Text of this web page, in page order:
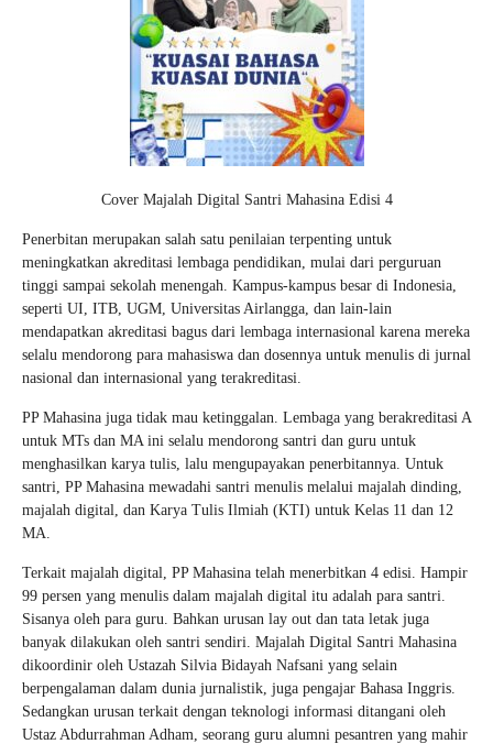
Cover Majalah Digital Santri Mahasina Edisi 4
Penerbitan merupakan salah satu penilaian terpenting untuk
meningkatkan akreditasi lembaga pendidikan, mulai dari perguruan
tinggi sampai sekolah menengah. Kampus-kampus besar di Indonesia,
seperti UI, ITB, UGM, Universitas Airlangga, dan lain-lain
mendapatkan akreditasi bagus dari lembaga internasional karena mereka
selalu mendorong para mahasiswa dan dosennya untuk menulis di jurnal
nasional dan internasional yang terakreditasi.
PP Mahasina juga tidak mau ketinggalan. Lembaga yang berakreditasi A
untuk MTs dan MA ini selalu mendorong santri dan guru untuk
menghasilkan karya tulis, lalu mengupayakan penerbitannya. Untuk
santri, PP Mahasina mewadahi santri menulis melalui majalah dinding,
majalah digital, dan Karya Tulis Ilmiah (KTI) untuk Kelas 11 dan 12
MA.
Terkait majalah digital, PP Mahasina telah menerbitkan 4 edisi. Hampir
99 persen yang menulis dalam majalah digital itu adalah para santri.
Sisanya oleh para guru. Bahkan urusan lay out dan tata letak juga
banyak dilakukan oleh santri sendiri. Majalah Digital Santri Mahasina
dikoordinir oleh Ustazah Silvia Bidayah Nafsani yang selain
berpengalaman dalam dunia jurnalistik, juga pengajar Bahasa Inggris.
Sedangkan urusan terkait dengan teknologi informasi ditangani oleh
Ustaz Abdurrahman Adham, seorang guru alumni pesantren yang mahir